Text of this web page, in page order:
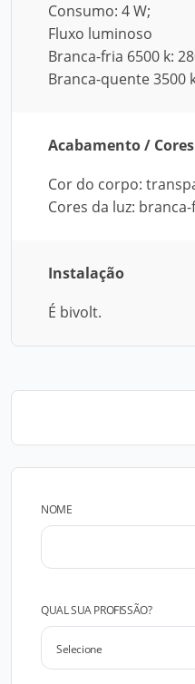
Consumo: 4 W;
Fluxo luminoso
Branca-fria 6500 k:
Branca-quente 3500
Acabamento / Cores
Cor do corpo:
Cores da luz:
Instalação
É bivolt.
NOME
QUAL SUA PROFISSÃO?